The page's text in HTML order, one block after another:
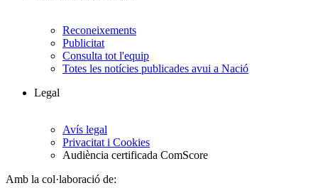
Reconeixements
Publicitat
Consulta tot l'equip
Totes les notícies publicades avui a Nació
Legal
Avís legal
Privacitat i Cookies
Audiència certificada ComScore
Amb la col·laboració de: